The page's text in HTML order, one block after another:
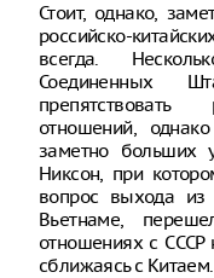
Стоит, однако,
российско-
всегда.
Соединенных
препятствовать
отношений,
заметно больших
Никсон, при
вопрос выхода из
Вьетнаме,
отношениях с СССР
сближаясь с Китаем.